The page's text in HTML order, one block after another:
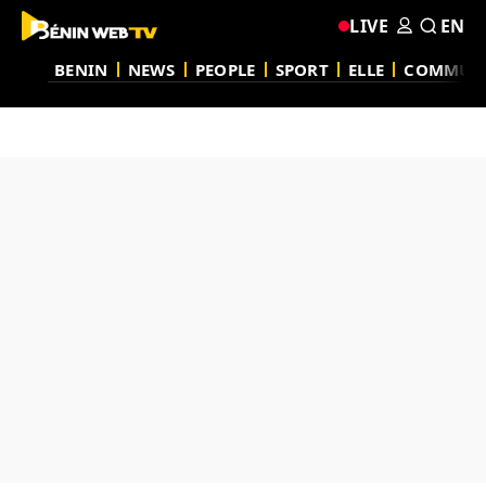
BENIN NEWS PEOPLE SPORT ELLE
LIVE EN